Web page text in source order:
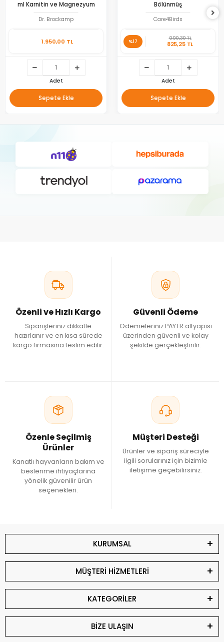
ml Karnitin ve Magnezyum
Dr. Brockamp
1.950,00 TL
Adet
Sepete Ekle
Bölünmüş
Care4Birds
%17
990,30 TL
825,25 TL
Adet
Sepete Ekle
Özenli ve Hızlı Kargo
Siparişleriniz dikkatle
hazırlanır ve en kısa sürede
kargo firmasına teslim edilir.
Güvenli Ödeme
Ödemeleriniz PAYTR altyapısı
üzerinden güvenli ve kolay
şekilde gerçekleştirilir.
Özenle Seçilmiş
Ürünler
Kanatlı hayvanların bakım ve
beslenme ihtiyaçlarına
yönelik güvenilir ürün
seçenekleri.
Müşteri Desteği
Ürünler ve sipariş süreciyle
ilgili sorularınız için bizimle
iletişime geçebilirsiniz.
KURUMSAL
MÜŞTERİ HİZMETLERİ
KATEGORİLER
BİZE ULAŞIN